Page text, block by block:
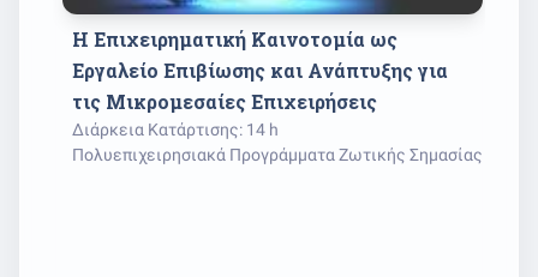
Η Επιχειρηματική Καινοτομία ως
Εργαλείο Επιβίωσης και Ανάπτυξης για
τις Μικρομεσαίες Επιχειρήσεις
Διάρκεια Κατάρτισης: 14 h
Πολυεπιχειρησιακά Προγράμματα Ζωτικής Σημασίας